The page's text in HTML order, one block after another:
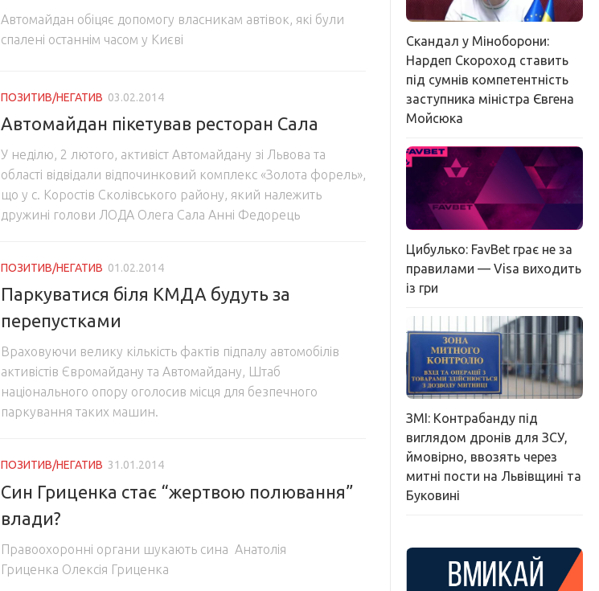
Автомайдан обіцяє допомогу власникам автівок, які були
спалені останнім часом у Києві
ПОЗИТИВ/НЕГАТИВ 03.02.2014
Автомайдан пікетував ресторан Сала
У неділю, 2 лютого, активіст Автомайдану зі Львова та
області відвідали відпочинковий комплекс «Золота форель»,
що у с. Коростів Сколівського району, який належить
дружині голови ЛОДА Олега Сала Анні Федорець
ПОЗИТИВ/НЕГАТИВ 01.02.2014
Паркуватися біля КМДА будуть за
перепустками
Враховуючи велику кількість фактів підпалу автомобілів
активістів Євромайдану та Автомайдану, Штаб
національного опору оголосив місця для безпечного
паркування таких машин.
ПОЗИТИВ/НЕГАТИВ 31.01.2014
Син Гриценка стає “жертвою полювання”
влади?
Правоохоронні органи шукають сина Анатолія
Гриценка Олексія Гриценка
Скандал у Міноборони:
Нардеп Скороход ставить
під сумнів компетентність
заступника міністра Євгена
Мойсюка
Цибулько: FavBet грає не за
правилами — Visa виходить
із гри
ЗМІ: Контрабанду під
виглядом дронів для ЗСУ,
ймовірно, ввозять через
митні пости на Львівщині та
Буковині